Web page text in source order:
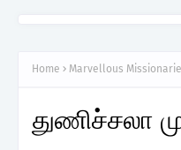
Home Marvellous
துணிச்சலா